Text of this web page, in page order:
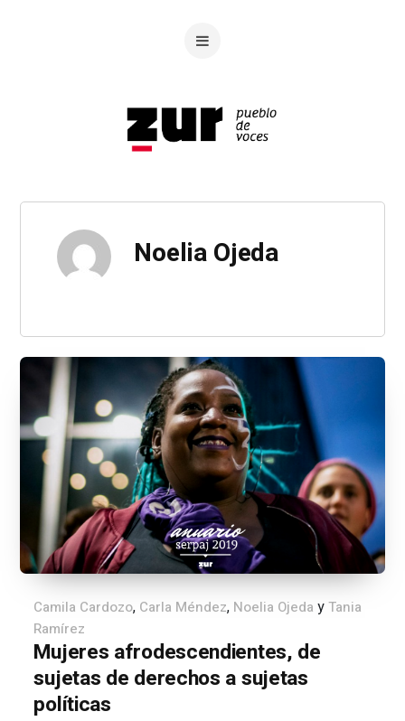
Noelia Ojeda
Camila Cardozo, Carla Méndez, Noelia Ojeda yTania
Ramírez
Mujeres afrodescendientes, de
sujetas de derechos a sujetas
políticas